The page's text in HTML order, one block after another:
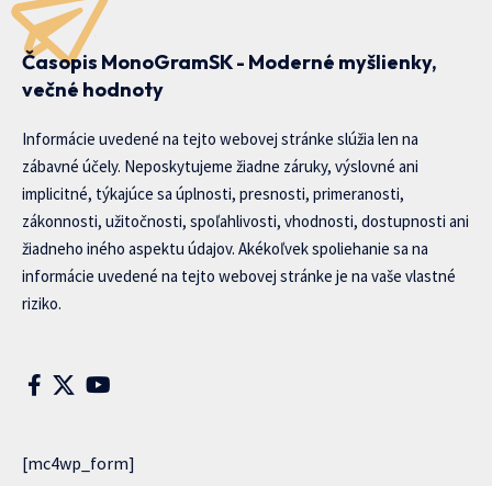
Časopis MonoGramSK - Moderné myšlienky,
večné hodnoty
Informácie uvedené na tejto webovej stránke slúžia len na
zábavné účely. Neposkytujeme žiadne záruky, výslovné ani
implicitné, týkajúce sa úplnosti, presnosti, primeranosti,
zákonnosti, užitočnosti, spoľahlivosti, vhodnosti, dostupnosti ani
žiadneho iného aspektu údajov. Akékoľvek spoliehanie sa na
informácie uvedené na tejto webovej stránke je na vaše vlastné
riziko.
[mc4wp_form]